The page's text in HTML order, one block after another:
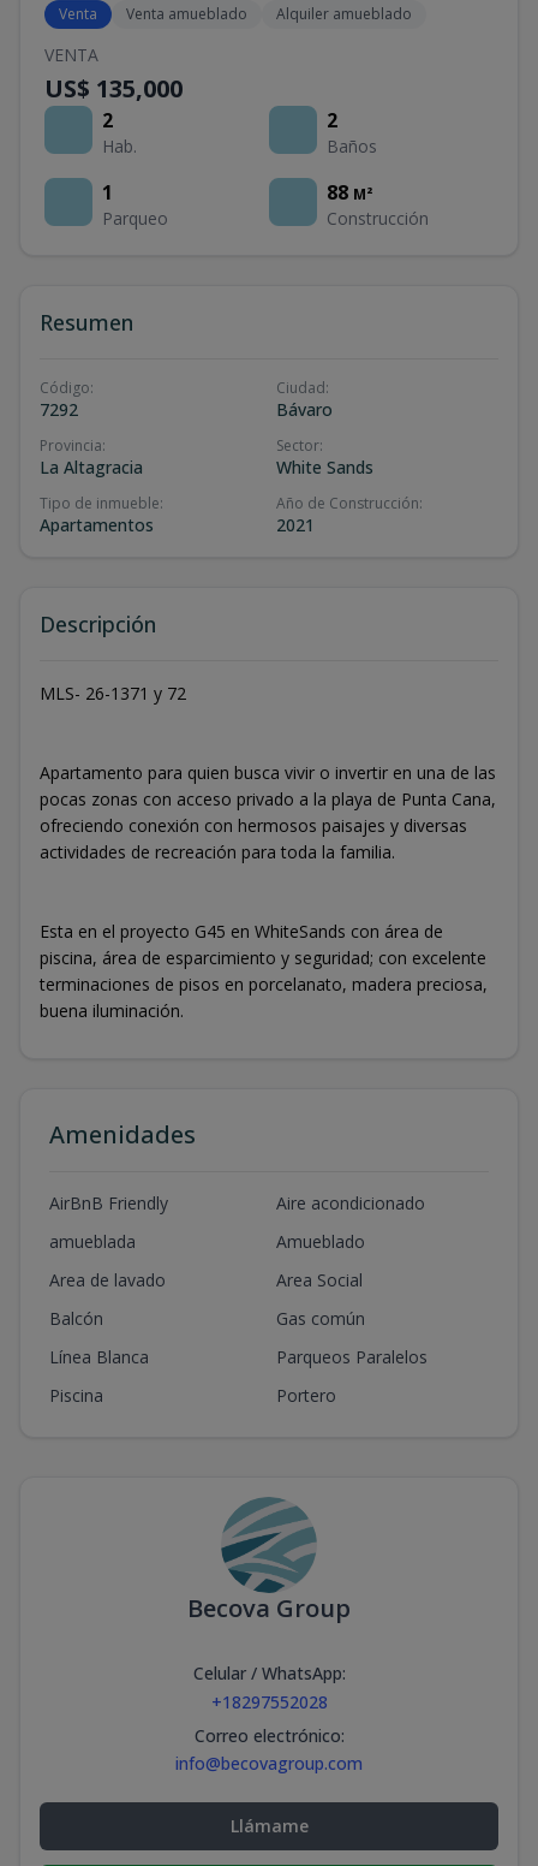
Venta Venta amueblado Alquiler amueblado
VENTA
US$ 135,000
2
Hab.
2
Baños
1
Parqueo
88 M²
Construcción
Resumen
Código:
7292
Ciudad:
Bávaro
Provincia:
La Altagracia
Sector:
White Sands
Tipo de inmueble:
Apartamentos
Año de Construcción:
2021
Descripción
MLS- 26-1371 y 72
Apartamento para quien busca vivir o invertir en una de las
pocas zonas con acceso privado a la playa de Punta Cana,
ofreciendo conexión con hermosos paisajes y diversas
actividades de recreación para toda la familia.
Esta en el proyecto G45 en WhiteSands con área de
piscina, área de esparcimiento y seguridad; con excelente
terminaciones de pisos en porcelanato, madera preciosa,
buena iluminación.
Amenidades
AirBnB Friendly
Aire acondicionado
amueblada
Amueblado
Area de lavado
Area Social
Balcón
Gas común
Línea Blanca
Parqueos Paralelos
Piscina
Portero
Becova Group
Celular / WhatsApp:
+18297552028
Correo electrónico:
info@becovagroup.com
Llámame